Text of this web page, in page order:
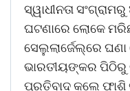
ସ୍ୱାଧୀନତା
ଘଟଣାରେ ଲୋକେ
ସେଲୁଲାର୍ଜେଲ୍ରେ
ଭାରତୀୟଙ୍କର ପିଠିରୁ
ପ୍ରତିବାଦ କଲେ ଫାଶି